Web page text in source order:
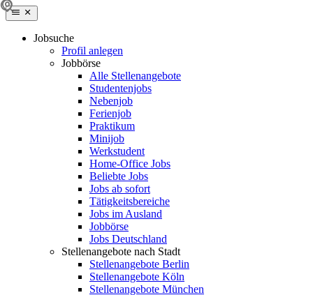
Jobsuche
Profil anlegen
Jobbörse
Alle Stellenangebote
Studentenjobs
Nebenjob
Ferienjob
Praktikum
Minijob
Werkstudent
Home-Office Jobs
Beliebte Jobs
Jobs ab sofort
Tätigkeitsbereiche
Jobs im Ausland
Jobbörse
Jobs Deutschland
Stellenangebote nach Stadt
Stellenangebote Berlin
Stellenangebote Köln
Stellenangebote München